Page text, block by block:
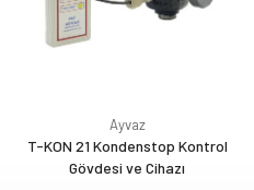
Ayvaz
T-KON 21 Kondenstop Kontrol
Gövdesi ve Cihazı